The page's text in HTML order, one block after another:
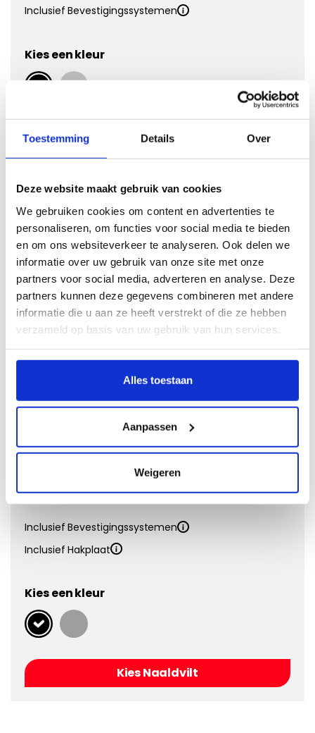
Toestemming Details Over
Deze website maakt gebruik van cookies
We gebruiken cookies om content en advertenties te
personaliseren, om functies voor social media te bieden
en om ons websiteverkeer te analyseren. Ook delen we
informatie over uw gebruik van onze site met onze
partners voor social media, adverteren en analyse. Deze
partners kunnen deze gegevens combineren met andere
informatie die u aan ze heeft verstrekt of die ze hebben
verzameld op basis van uw gebruik van hun services.
Alles toestaan
Aanpassen
Weigeren
Inclusief Bevestigingssystemen
Kies een kleur
Kies Velours Premium
Vergroten
Naaldvilt
Doeltreffend en voordelig
31,95
Materiaal
Polypropyleen
Antislip
Kwaliteit
Inclusief Bevestigingssystemen
Inclusief Hakplaat
Kies een kleur
Kies Naaldvilt